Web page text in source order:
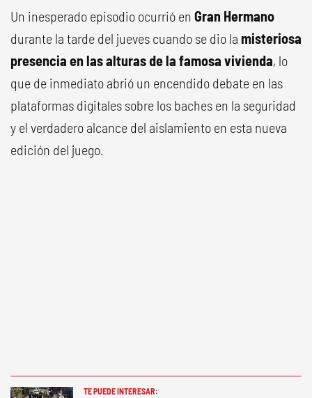
Un inesperado episodio ocurrió en Gran Hermano
durante la tarde del jueves cuando se dio la misteriosa
presencia en las alturas de la famosa vivienda, lo
que de inmediato abrió un encendido debate en las
plataformas digitales sobre los baches en la seguridad
y el verdadero alcance del aislamiento en esta nueva
edición del juego.
TE PUEDE INTERESAR: